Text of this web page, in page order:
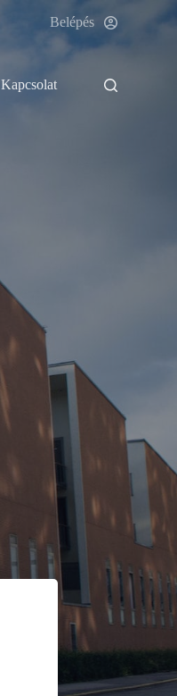
Belépés
Kapcsolat